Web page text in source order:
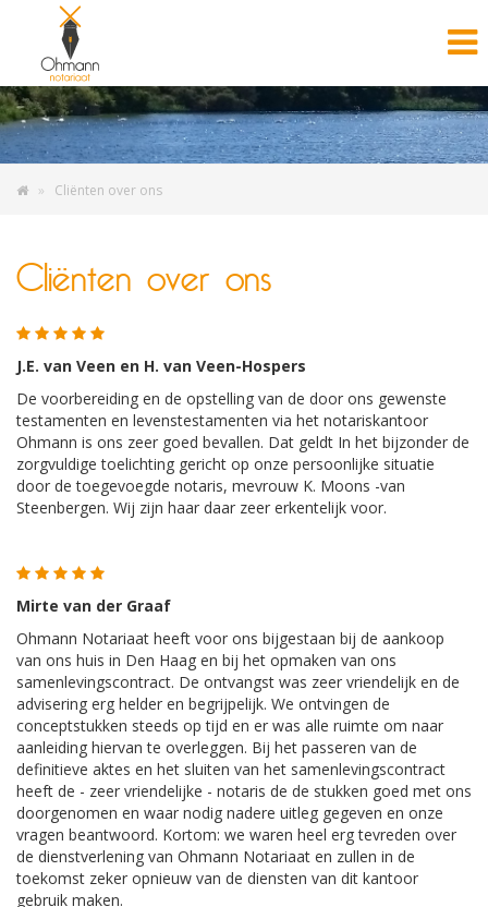
Cliënten over ons
Cliënten over ons
J.E. van Veen en H. van Veen-Hospers
De voorbereiding en de opstelling van de door ons gewenste
testamenten en levenstestamenten via het notariskantoor
Ohmann is ons zeer goed bevallen. Dat geldt In het bijzonder de
zorgvuldige toelichting gericht op onze persoonlijke situatie
door de toegevoegde notaris, mevrouw K. Moons -van
Steenbergen. Wij zijn haar daar zeer erkentelijk voor.
Mirte van der Graaf
Ohmann Notariaat heeft voor ons bijgestaan bij de aankoop
van ons huis in Den Haag en bij het opmaken van ons
samenlevingscontract. De ontvangst was zeer vriendelijk en de
advisering erg helder en begrijpelijk. We ontvingen de
conceptstukken steeds op tijd en er was alle ruimte om naar
aanleiding hiervan te overleggen. Bij het passeren van de
definitieve aktes en het sluiten van het samenlevingscontract
heeft de - zeer vriendelijke - notaris de de stukken goed met ons
doorgenomen en waar nodig nadere uitleg gegeven en onze
vragen beantwoord. Kortom: we waren heel erg tevreden over
de dienstverlening van Ohmann Notariaat en zullen in de
toekomst zeker opnieuw van de diensten van dit kantoor
gebruik maken.